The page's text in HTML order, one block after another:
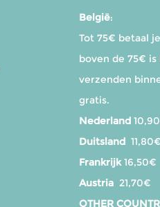
België:
Tot 75€ betaal
boven de 75€ is
verzenden
gratis.
Nederland
Duitsland 11,80€
Frankrijk16,50€
Austria 21,70€
OTHER